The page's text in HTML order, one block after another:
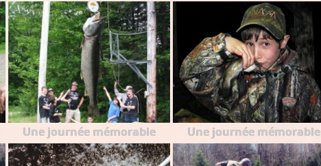
Une journée mémorable Une journée mémorable